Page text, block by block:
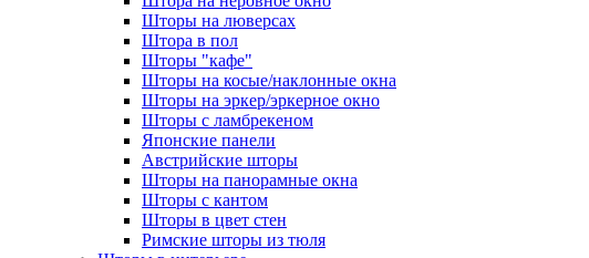
Шторы на люверсах
Штора в пол
Шторы "кафе"
Шторы на косые/наклонные окна
Шторы на эркер/эркерное окно
Шторы с ламбрекеном
Японские панели
Австрийские шторы
Шторы на панорамные окна
Шторы с кантом
Шторы в цвет стен
Римские шторы из тюля